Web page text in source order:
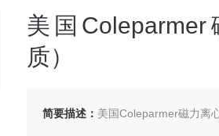
美国
质）
简要描述： 美国Coleparmer磁力离